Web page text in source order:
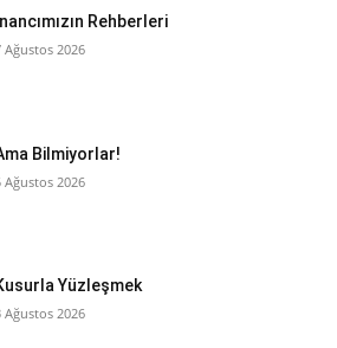
İnancımızın Rehberleri
Ağustos 2026
Bilmiyorlar!
Ağustos 2026
Yüzleşmek
Ağustos 2026